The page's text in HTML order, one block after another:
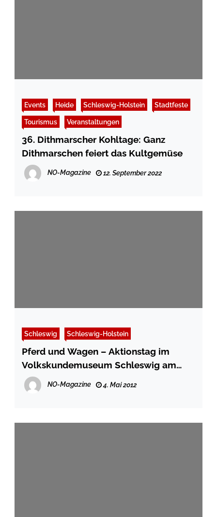
Events Heide Schleswig-Holstein Stadtfeste
Tourismus Veranstaltungen
36. Dithmarscher Kohltage: Ganz
Dithmarschen feiert das Kultgemüse
NO-Magazine 12. September 2022
Schleswig Schleswig-Holstein
Pferd und Wagen – Aktionstag im
Volkskundemuseum Schleswig am
Muttertag
NO-Magazine 4. Mai 2012